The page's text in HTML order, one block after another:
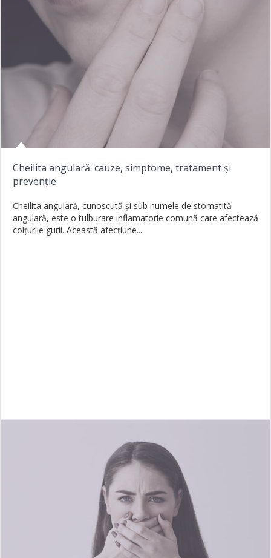
Cheilita angulară: cauze, simptome, tratament și
prevenție
Cheilita angulară, cunoscută și sub numele de stomatită
angulară, este o tulburare inflamatorie comună care afectează
colțurile gurii. Această afecțiune...